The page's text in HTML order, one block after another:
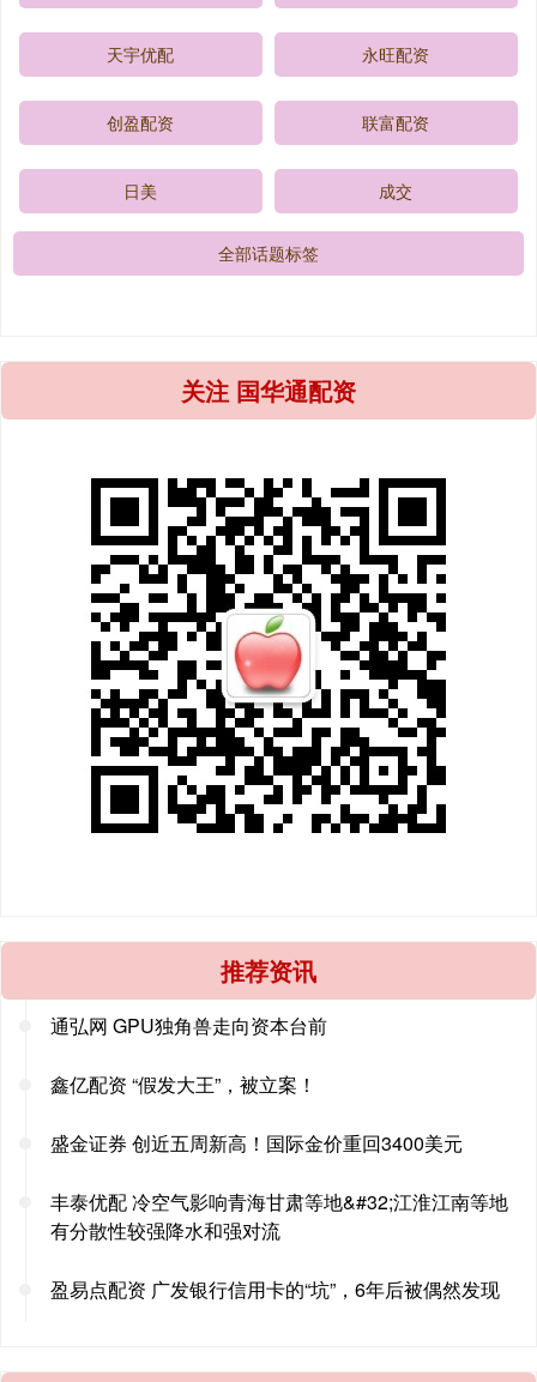
天宇优配 永旺配资
创盈配资 联富配资
日美 成交
全部话题标签
关注 国华通配资
推荐资讯
通弘网 GPU独角兽走向资本台前
鑫亿配资 “假发大王”，被立案！
盛金证券 创近五周新高！国际金价重回3400美元
丰泰优配 冷空气影响青海甘肃等地&#32;江淮江南等地
有分散性较强降水和强对流
盈易点配资 广发银行信用卡的“坑”，6年后被偶然发现